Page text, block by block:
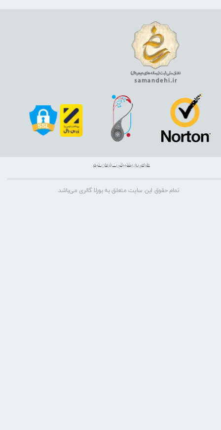
تمام حقوق این سایت متعلق به بورلا گالری می‌باشد.
طراحی و پشتیبانی : بارمان تیم